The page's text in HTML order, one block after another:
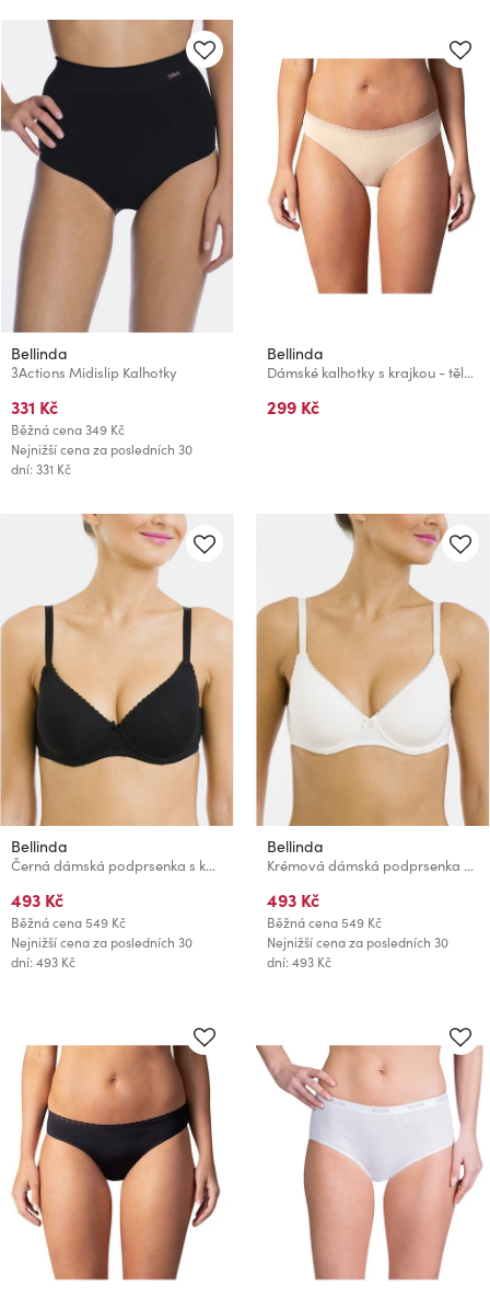
Bellinda
3Actions Midislip Kalhotky
331 Kč
Běžná cena349 Kč
Nejnižší cena za posledních 30
dní: 331 Kč
Bellinda
Dámské kalhotky s krajkou - tělová
299 Kč
Bellinda
Černá dámská podprsenka s kosticemi Bellinda
493 Kč
Běžná cena549 Kč
Nejnižší cena za posledních 30
dní: 493 Kč
Bellinda
Krémová dámská podprsenka Bellinda
493 Kč
Běžná cena549 Kč
Nejnižší cena za posledních 30
dní: 493 Kč